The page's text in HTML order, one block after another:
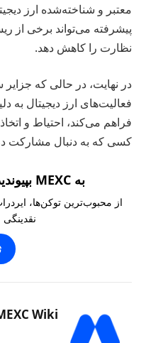
معتبر و شناخته‌شده ارز
پیشرفته می‌تواند برخی از
نظارت را کاهش دهد.
در نهایت، در حالی که
فعالیت‌های ارز دیجیتال
فراهم می‌کند، احتیاط و
کسی که به دنبال مشارکت
به MEXC بپیوندید و ۱۰,۰۰۰ تتر بگیرید
از محبوب‌ترین توکن‌ها،
Wiki